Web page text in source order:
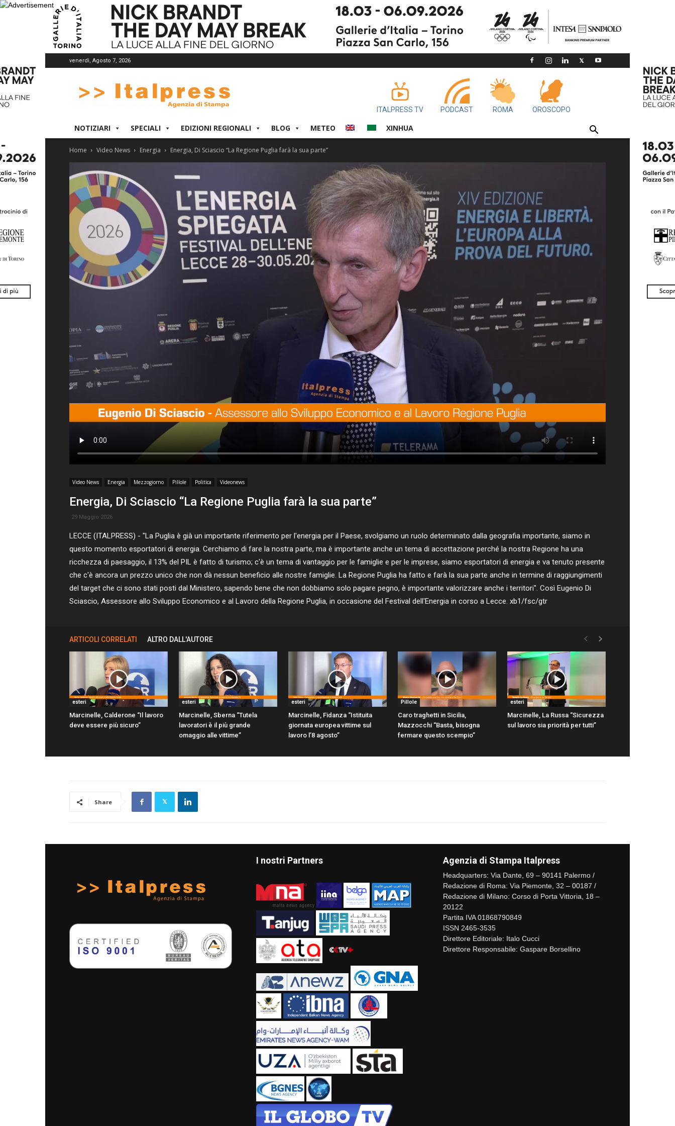
venerdì, Agosto 7, 2026
ITALPRESS TV PODCAST ROMA OROSCOPO
NOTIZIARI SPECIALI EDIZIONI REGIONALI BLOG METEO XINHUA
Home Video News Energia Energia, Di Sciascio “La Regione Puglia farà la sua parte”
Video News Energia Mezzogiorno Pillole Politica Videonews
Energia, Di Sciascio “La Regione Puglia farà la sua parte”
29 Maggio 2026
LECCE (ITALPRESS) - "La Puglia è già un importante riferimento per l'energia per il Paese, svolgiamo un ruolo determinato dalla geografia importante, siamo in
questo momento esportatori di energia. Cerchiamo di fare la nostra parte, ma è importante anche un tema di accettazione perché la nostra Regione ha una
ricchezza di paesaggio, il 13% del PIL è fatto di turismo; c'è un tema di vantaggio per le famiglie e per le imprese, siamo esportatori di energia e va tenuto presente
che c'è ancora un prezzo unico che non dà nessun beneficio alle nostre famiglie. La Regione Puglia ha fatto e farà la sua parte anche in termine di raggiungimenti
del target che ci sono stati posti dal Ministero, sapendo bene che non dobbiamo solo pagare pegno, è importante valorizzare anche i territori". Così Eugenio Di
Sciascio, Assessore allo Sviluppo Economico e al Lavoro della Regione Puglia, in occasione del Festival dell'Energia in corso a Lecce. xb1/fsc/gtr
ARTICOLI CORRELATI ALTRO DALL'AUTORE
esteri
Marcinelle, Calderone “Il lavoro
deve essere più sicuro”
esteri
Marcinelle, Sberna “Tutela
lavoratori è il più grande
omaggio alle vittime”
esteri
Marcinelle, Fidanza “Istituita
giornata europea vittime sul
lavoro l’8 agosto”
Pillole
Caro traghetti in Sicilia,
Mazzocchi “Basta, bisogna
fermare questo scempio”
esteri
Marcinelle, La Russa “Sicurezza
sul lavoro sia priorità per tutti”
Share
I nostri Partners Agenzia di Stampa Italpress
Headquarters: Via Dante, 69 – 90141 Palermo /
Redazione di Roma: Via Piemonte, 32 – 00187 /
Redazione di Milano: Corso di Porta Vittoria, 18 –
20122
Partita IVA 01868790849
ISSN 2465-3535
Direttore Editoriale: Italo Cucci
Direttore Responsabile: Gaspare Borsellino